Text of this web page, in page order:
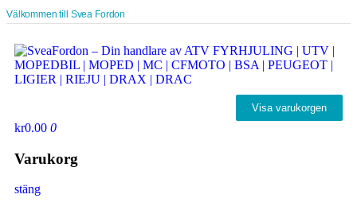
Välkommen till Svea Fordon
Visa varukorgen
kr0.00 0
Varukorg
stäng